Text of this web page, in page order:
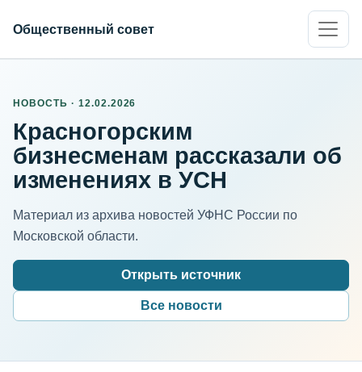
Общественный совет
НОВОСТЬ · 12.02.2026
Красногорским
бизнесменам рассказали об
изменениях в УСН
Материал из архива новостей УФНС России по
Московской области.
Открыть источник
Все новости